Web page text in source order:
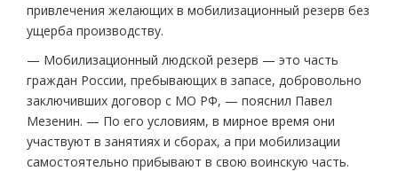
привлечения желающих в мобилизационный резерв без
ущерба производству.
— Мобилизационный людской резерв — это часть
граждан России, пребывающих в запасе, добровольно
заключивших договор с МО РФ, — пояснил Павел
Мезенин. — По его условиям, в мирное время они
участвуют в занятиях и сборах, а при мобилизации
самостоятельно прибывают в свою воинскую часть.